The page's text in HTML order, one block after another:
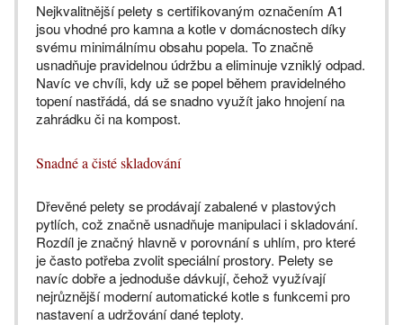
Nejkvalitnější pelety s certifikovaným označením A1
jsou vhodné pro kamna a kotle v domácnostech díky
svému minimálnímu obsahu popela. To značně
usnadňuje pravidelnou údržbu a eliminuje vzniklý odpad.
Navíc ve chvíli, kdy už se popel během pravidelného
topení nastřádá, dá se snadno využít jako hnojení na
zahrádku či na kompost.
Snadné a čisté skladování
Dřevěné pelety se prodávají zabalené v plastových
pytlích, což značně usnadňuje manipulaci i skladování.
Rozdíl je značný hlavně v porovnání s uhlím, pro které
je často potřeba zvolit speciální prostory. Pelety se
navíc dobře a jednoduše dávkují, čehož využívají
nejrůznější moderní automatické kotle s funkcemi pro
nastavení a udržování dané teploty.